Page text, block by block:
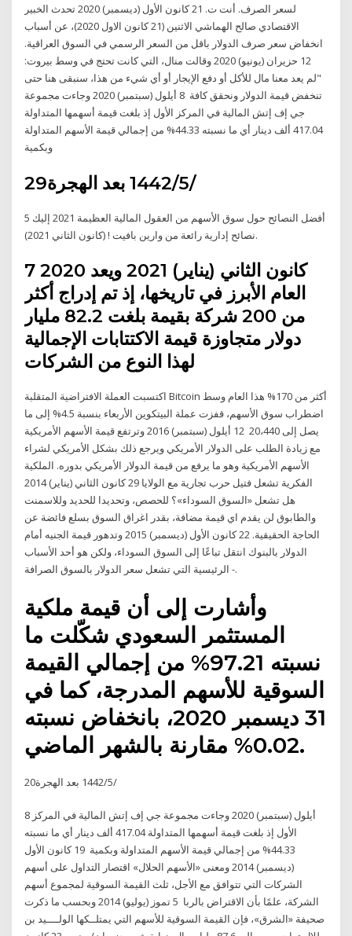
لسعر الصرف. أنت ت. 21 كانون الأول (ديسمبر) 2020 تحدث الخبير
الاقتصادي صالح الهماشي الاثنين (21 كانون الاول 2020)، عن أسباب
انخفاض سعر صرف الدولار باقل من السعر الرسمي في السوق العراقية.
12 حزيران (يونيو) 2020 وقالت منال، التي كانت تحتج في وسط بيروت:
"لم يعد معنا مال للأكل أو دفع الإيجار أو أي شيء من هذا، سنبقى هنا حتى
تنخفض قيمة الدولار ونحقق كافة 8 أيلول (سبتمبر) 2020 وجاءت مجموعة
جي إف إتش المالية في المركز الأول إذ بلغت قيمة أسهمها المتداولة
417.04 ألف دينار أي ما نسبته 44.33% من إجمالي قيمة الأسهم المتداولة
29‏‏/5‏‏/1442 بعد الهجرة
أفضل النصائح حول سوق الأسهم من العقول المالية العظيمة 2021 إليك 5
نصائح إدارية رائعة من وارين بافيت ! (كانون الثاني 2021).
7 كانون الثاني (يناير) 2021 ويعد 2020
العام الأبرز في تاريخها، إذ تم إدراج أكثر
من 200 شركة بقيمة بلغت 82.2 مليار
دولار متجاوزة قيمة الاكتتابات الإجمالية
اكتسبت العملة الافتراضية المتقلبة Bitcoin أكثر من 170% هذا العام وسط
اضطراب سوق الأسهم، قفزت عملة البيتكوين الأربعاء بنسبة 4.5% إلى ما
يصل إلى 20،440 12 أيلول (سبتمبر) 2016 وترتفع قيمة الأسهم الأمريكية
مع زيادة الطلب على الدولار الأمريكي ويرجع ذلك بشكل الأمريكي لشراء
الأسهم الأمريكية وهو ما يرفع من قيمة الدولار الأمريكي بدوره. الملكية
الفكرية تشعل فتيل حرب تجارية مع الولايا 29 كانون الثاني (يناير) 2014
هل تشعل «السوق السوداء»؟ للحصص، وتحديدا للحديد وللاسمنت
والطابوق لن يقدم اي قيمة مضافة، بقدر اغراق السوق بسلع فائضة عن
الحاجة الحقيقية. 22 كانون الأول (ديسمبر) 2015 وتدهور قيمة الجنيه أمام
الدولار بالبنوك انتقل تباعًا إلى السوق السوداء، ولكن هو أحد الأسباب
الرئيسية التي تشعل سعر الدولار بالسوق الصرافة -.
وأشارت إلى أن قيمة ملكية
المستثمر السعودي شكّلت ما
نسبته 97.21% من إجمالي القيمة
السوقية للأسهم المدرجة، كما في
31 ديسمبر 2020، بانخفاض نسبته
0.02% مقارنة بالشهر الماضي.
20‏‏/5‏‏/1442 بعد الهجرة
8 أيلول (سبتمبر) 2020 وجاءت مجموعة جي إف إتش المالية في المركز
الأول إذ بلغت قيمة أسهمها المتداولة 417.04 ألف دينار أي ما نسبته
44.33% من إجمالي قيمة الأسهم المتداولة وبكمية 19 كانون الأول
(ديسمبر) 2014 ومعنى «الأسهم الحلال» اقتصار التداول على أسهم
الشركات التي تتوافق مع الأجل، ثلث القيمة السوقية لمجموع أسهم
الشركة، علمًا بأن الاقتراض بالربا 5 تموز (يوليو) 2014 وبحسب ما ذكرت
صحيفة «الشرق»، فإن القيمة السوقية للأسهم التي يمتلــكها الولــــيد بن